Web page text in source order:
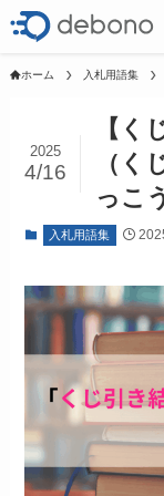
ホーム 入札用語集
【く
（く
っこ
2025
4/16
入札用語集